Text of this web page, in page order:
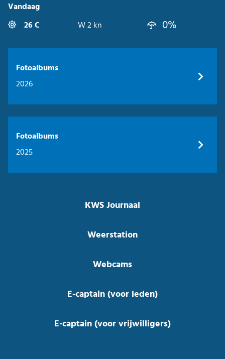
Vandaag
26 C
W 2 kn 0%
Fotoalbums
2026
Fotoalbums
2025
KWS Journaal
Weerstation
Webcams
E-captain (voor leden)
E-captain (voor vrijwilligers)